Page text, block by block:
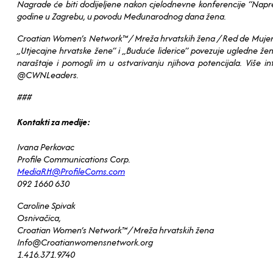
Nagrade će biti dodijeljene nakon cjelodnevne konferencije
godine u Zagrebu, u povodu Međunarodnog dana žena.
Croatian Women’s Network™ / Mreža hrvatskih žena / Red de
„Utjecajne hrvatske žene” i „Buduće liderice” povezuje ugledne
naraštaje i pomogli im u ostvarivanju njihova potencijala. Više
@CWNLeaders.
###
Kontakti za medije:
Ivana Perkovac
Profile Communications Corp.
MediaRH@ProfileComs.com
092 1660 630
Caroline Spivak
Osnivačica,
Croatian Women’s Network™ / Mreža hrvatskih žena
Info@Croatianwomensnetwork.org
1.416.371.9740